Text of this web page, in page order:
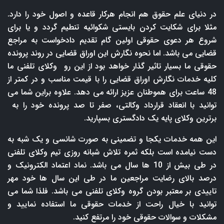
در دنیای علم حقوق هم انجام هرکار قاعده و اصول خود را دارد.
مثلا برای شکایت کردن بایستی شکوائیه تنطیم گردد و یا برای
شروع هر دعوی حقوقی اولین گام تقدیم دادخواست به مراجع
قضایی می باشد. اما نحوه نگارش این اوراق قضایی در روند پرونده
حقوقی ما بسیار تاثیر گذار خواهد بود از این رو وکلای تلفنی ما
کلیه خدمات نگارش اوراق قضایی را با قیمت مناسب و در کمتر از
48 ساعت برای هموطنان عزیز ارائه می دهد. علاوه براین شما می
توانید با انعقاد قرارداد وکالتی، صفر تا صد پرونده خود را به
برترین وکلای پایه یک دادگستری بسپارید.
این همه خدمات یکجا و تضمینی به صورت شانسی و یک شبه به
دست نیامده است بلکه ثمره تلاش شبانه روزی تیم وکلای تلفنی
در طی بیش از 10 ها سال می باشد. نماد اعتماد الکترونیک و
درصد بالای رضایت مراجعین ما در طی این سال ها خود مهر
تاییدی بر معتبر بودن گروه وکلای تلفنی می باشد. فلذا شما می
توانید با خیال راحت از خدمات حقوقی ما استفاده نمایید و
مشکلات و سوالات حقوقی خود را مرتفع کنید.